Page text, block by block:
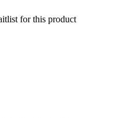
for this product